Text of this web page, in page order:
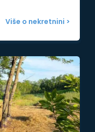
Više o nekretnini >